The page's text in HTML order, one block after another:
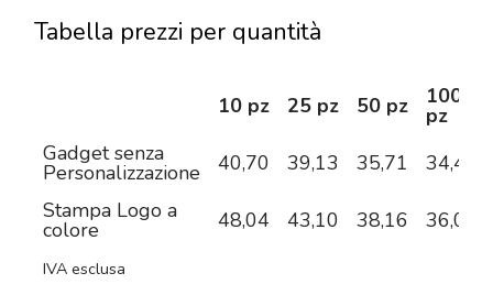
Tabella prezzi per quantità
10 pz 25 pz 50 pz 100
pz
Gadget senza
Personalizzazione 40,70 39,13 35,71
34,40
Stampa Logo a
colore 48,04 43,10 38,16 36,05
IVA esclusa